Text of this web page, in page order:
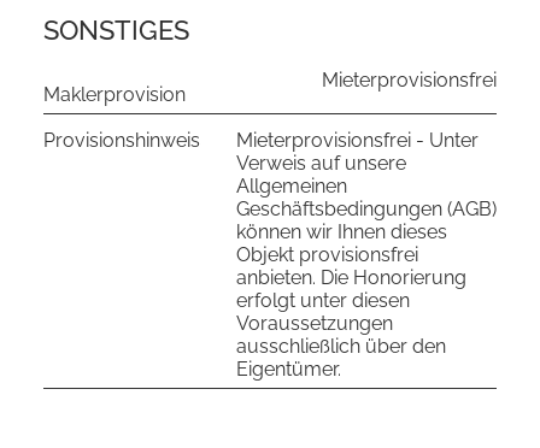
SONSTIGES
Maklerprovision
Mieterprovisionsfrei
Provisionshinweis
Mieterprovisionsfrei - Unter
Verweis auf unsere
Allgemeinen
Geschäftsbedingungen (AGB)
können wir Ihnen dieses
Objekt provisionsfrei
anbieten. Die Honorierung
erfolgt unter diesen
Voraussetzungen
ausschließlich über den
Eigentümer.